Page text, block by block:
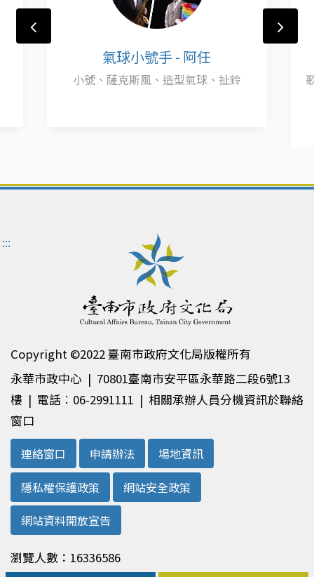
氣球小號手 - 阿任
小號、薩克斯風、造型氣球、扯鈴
:::
Copyright ©2022 臺南市政府文化局版權所有
永華市政中心 | 70801臺南市安平區永華路二段6號13
樓 | 電話︰06-2991111 | 相關承辦人員分機資訊於聯絡
窗口
連絡窗口
申請辦法
場地資訊
隱私權保護政策
網站安全政策
網站資料開放宣告
瀏覽人數：16336586